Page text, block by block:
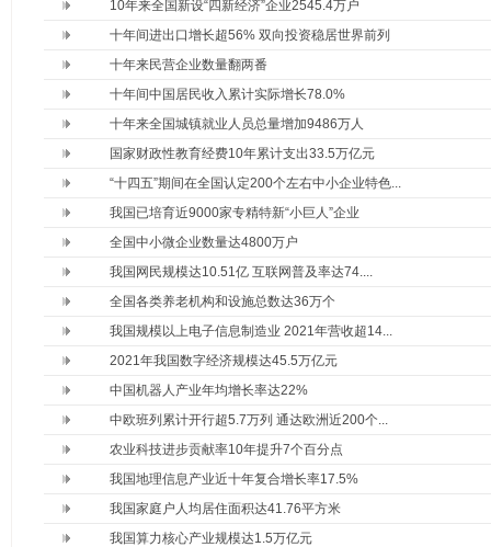
10年来全国新设“四新经济”企业2545.4万户
十年间进出口增长超56% 双向投资稳居世界前列
十年来民营企业数量翻两番
十年间中国居民收入累计实际增长78.0%
十年来全国城镇就业人员总量增加9486万人
国家财政性教育经费10年累计支出33.5万亿元
“十四五”期间在全国认定200个左右中小企业特色...
我国已培育近9000家专精特新“小巨人”企业
全国中小微企业数量达4800万户
我国网民规模达10.51亿 互联网普及率达74....
全国各类养老机构和设施总数达36万个
我国规模以上电子信息制造业 2021年营收超14...
2021年我国数字经济规模达45.5万亿元
中国机器人产业年均增长率达22%
中欧班列累计开行超5.7万列 通达欧洲近200个...
农业科技进步贡献率10年提升7个百分点
我国地理信息产业近十年复合增长率17.5%
我国家庭户人均居住面积达41.76平方米
我国算力核心产业规模达1.5万亿元